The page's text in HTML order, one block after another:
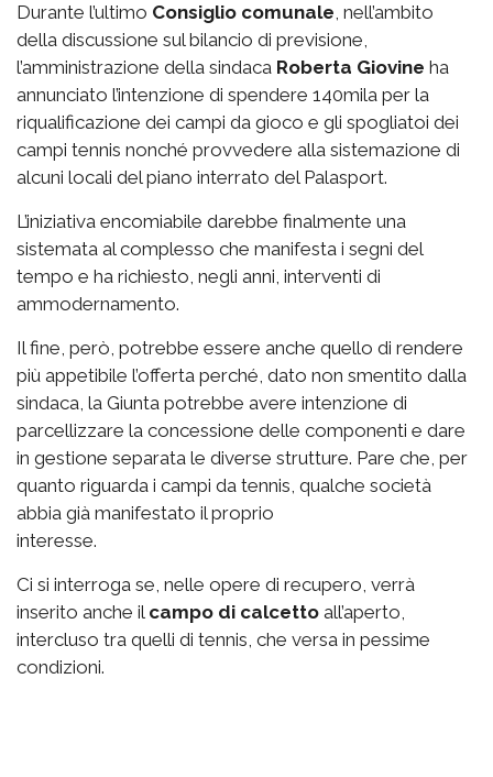
Durante l’ultimo Consiglio comunale, nell’ambito
della discussione sul bilancio di previsione,
l’amministrazione della sindaca Roberta Giovine ha
annunciato l’intenzione di spendere 140mila per la
riqualificazione dei campi da gioco e gli spogliatoi dei
campi tennis nonché provvedere alla sistemazione di
alcuni locali del piano interrato del Palasport.
L’iniziativa encomiabile darebbe finalmente una
sistemata al complesso che manifesta i segni del
tempo e ha richiesto, negli anni, interventi di
ammodernamento.
Il fine, però, potrebbe essere anche quello di rendere
più appetibile l’offerta perché, dato non smentito dalla
sindaca, la Giunta potrebbe avere intenzione di
parcellizzare la concessione delle componenti e dare
in gestione separata le diverse strutture. Pare che, per
quanto riguarda i campi da tennis, qualche società
abbia già manifestato il proprio
interesse.
Ci si interroga se, nelle opere di recupero, verrà
inserito anche il campo di calcetto all’aperto,
intercluso tra quelli di tennis, che versa in pessime
condizioni.